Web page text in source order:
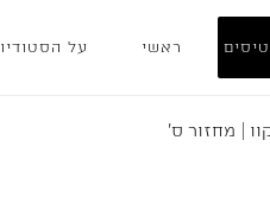
ראשי על הסטודיו
| מחזור ס׳